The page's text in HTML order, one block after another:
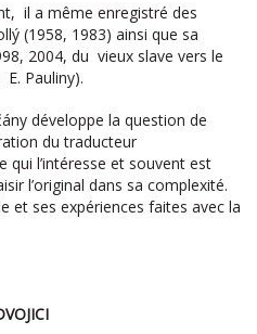
il a même enregistré des
(1958, 1983) ainsi que sa
2004, du vieux slave vers le
Pauliny).
développe la question de
du traducteur
l’intéresse et souvent est
l’original dans sa complexité.
et ses expériences faites avec la